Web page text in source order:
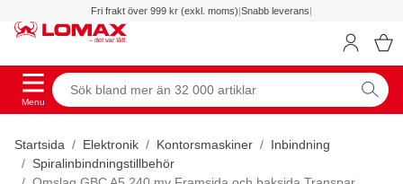
Fri frakt över 999 kr (exkl. moms)|Snabb leverans|
Menu
Startsida Elektronik Kontorsmaskiner
Inbindning
Spiralinbindningstillbehör